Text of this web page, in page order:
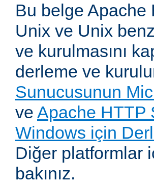
Bu belge
Unix ve Unix
ve kurulmasını
derleme ve
Sunucusunun
ve Apache HTTP
Windows için
Diğer platformlar
bakınız.